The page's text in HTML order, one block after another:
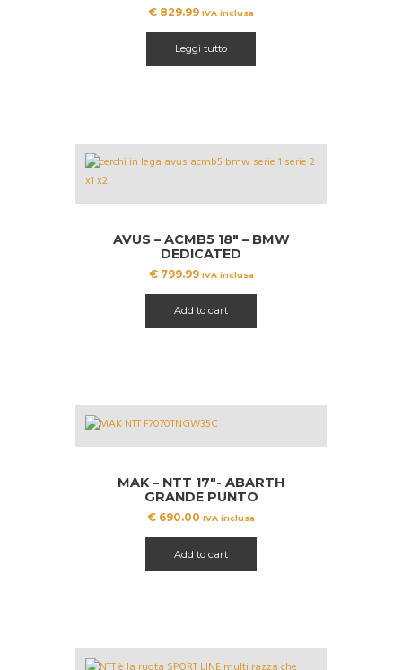
€ 829.99 IVA inclusa
Leggi tutto
AVUS – ACMB5 18″ – BMW
DEDICATED
€799.99 IVA inclusa
Add to cart
MAK – NTT 17″- ABARTH
GRANDE PUNTO
€ 690.00 IVA inclusa
Add to cart